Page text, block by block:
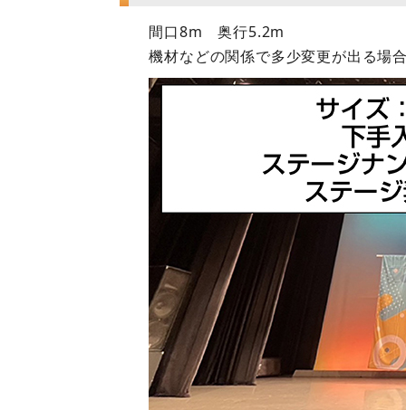
間口8m 奥行5.2m
機材などの関係で多少変更が出る場